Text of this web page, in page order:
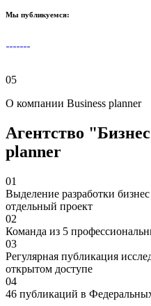
Мы публикуемся:
05
О компании Business planner
Агентство
planner
01
Выделение разработки
отдельный проект
02
Команда из 5
03
Регулярная публикация
открытом доступе
04
46 публикаций в